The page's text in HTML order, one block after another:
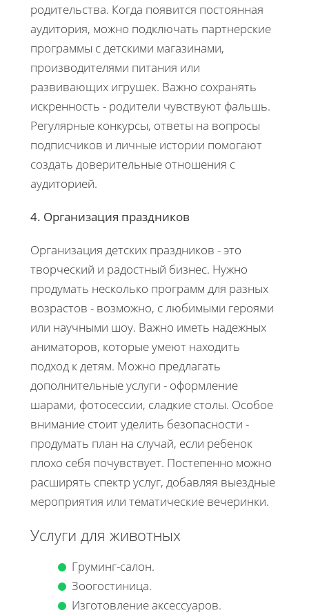
родительства. Когда появится постоянная
аудитория, можно подключать партнерские
программы с детскими магазинами,
производителями питания или
развивающих игрушек. Важно сохранять
искренность - родители чувствуют фальшь.
Регулярные конкурсы, ответы на вопросы
подписчиков и личные истории помогают
создать доверительные отношения с
аудиторией.
4. Организация праздников
Организация детских праздников - это
творческий и радостный бизнес. Нужно
продумать несколько программ для разных
возрастов - возможно, с любимыми героями
или научными шоу. Важно иметь надежных
аниматоров, которые умеют находить
подход к детям. Можно предлагать
дополнительные услуги - оформление
шарами, фотосессии, сладкие столы. Особое
внимание стоит уделить безопасности -
продумать план на случай, если ребенок
плохо себя почувствует. Постепенно можно
расширять спектр услуг, добавляя выездные
мероприятия или тематические вечеринки.
Услуги для животных
Груминг-салон.
Зоогостиница.
Изготовление аксессуаров.